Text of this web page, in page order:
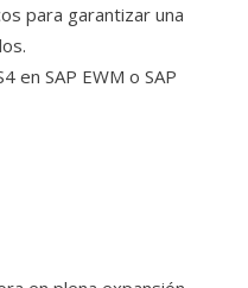
para garantizar una
en SAP EWM o SAP